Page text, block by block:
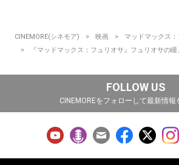
CINEMORE(シネモア) 映画
マッドマックス
『マッドマックス：フュリオサ』フュリオサの
FOLLOW US
CINEMOREをフォローして最新情報